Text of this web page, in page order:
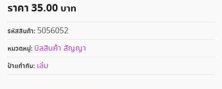
ราคา35.00
รหัสสินค้า: 5056052
หมวดหมู่: บิลสินค้า สัญญา
ป้ายกำกับ: เล่ม